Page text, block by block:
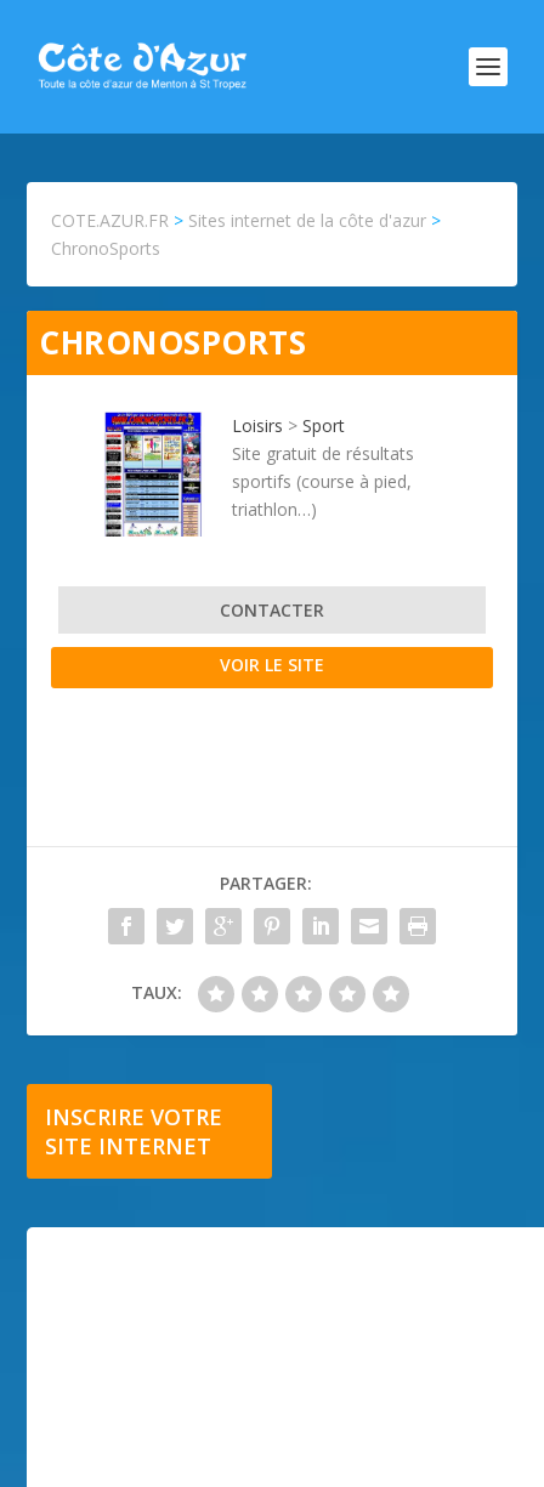
COTE.AZUR.FR > Sites internet de la côte d'azur >
ChronoSports
CHRONOSPORTS
Loisirs >Sport
Site gratuit de résultats
sportifs (course à pied,
triathlon…)
CONTACTER
VOIR LE SITE
PARTAGER:
TAUX:
INSCRIRE VOTRE
SITE INTERNET